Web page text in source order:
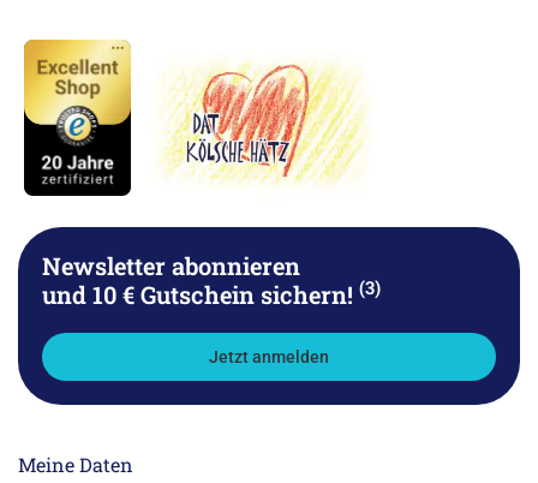
Newsletter abonnieren
und 10 € Gutschein sichern! (3)
Jetzt anmelden
Meine Daten